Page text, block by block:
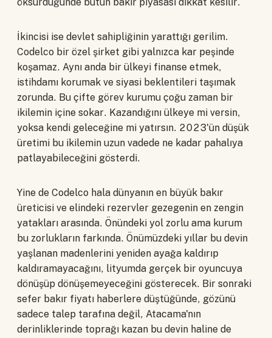
öksürdüğünde bütün bakır piyasası dikkat kesilir.
İkincisi ise devlet sahipliğinin yarattığı gerilim.
Codelco bir özel şirket gibi yalnızca kar peşinde
koşamaz. Aynı anda bir ülkeyi finanse etmek,
istihdamı korumak ve siyasi beklentileri taşımak
zorunda. Bu çifte görev kurumu çoğu zaman bir
ikilemin içine sokar. Kazandığını ülkeye mi versin,
yoksa kendi geleceğine mi yatırsın. 2023'ün düşük
üretimi bu ikilemin uzun vadede ne kadar pahalıya
patlayabileceğini gösterdi.
Yine de Codelco hala dünyanın en büyük bakır
üreticisi ve elindeki rezervler gezegenin en zengin
yatakları arasında. Önündeki yol zorlu ama kurum
bu zorlukların farkında. Önümüzdeki yıllar bu devin
yaşlanan madenlerini yeniden ayağa kaldırıp
kaldıramayacağını, lityumda gerçek bir oyuncuya
dönüşüp dönüşemeyeceğini gösterecek. Bir sonraki
sefer bakır fiyatı haberlere düştüğünde, gözünü
sadece talep tarafına değil, Atacama'nın
derinliklerinde toprağı kazan bu devin haline de